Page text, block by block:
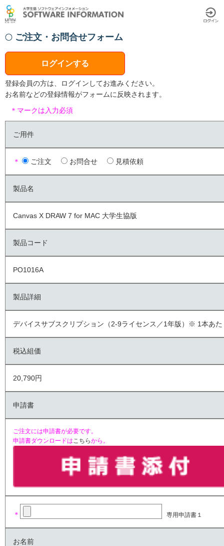
ご注文・お問合せフォーム
ログインする
登録会員の方は、ログインしてお進みください。
お名前などの登録情報がフォームに反映されます。
＊マークは入力必須
ご用件
＊ ご注文 お問合せ 見積依頼
製品名
Canvas X DRAW 7 for MAC 大学生協版
製品コード
PO1016A
製品詳細
デバイスサブスクリプション（2-9ライセンス／1年版）※ 1本あた
税込組価
20,790円
申請書
ご注文には申請書が必要です。
申請書ダウンロードはこちらから。
＊ 専用申請書１
お名前